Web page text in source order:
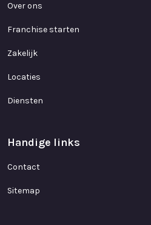
Over ons
Franchise starten
Zakelijk
Locaties
Diensten
Handige links
Contact
Sitemap